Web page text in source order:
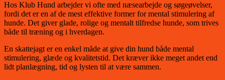
Hos Klub Hund arbejder vi ofte med næsearbejde og søgeøvelser,
fordi det er en af de mest effektive former for mental stimulering af
hunde. Det giver glade, rolige og mentalt tilfredse hunde, som trives
både til træning og i hverdagen.
En skattejagt er en enkel måde at give din hund både mental
stimulering, glæde og kvalitetstid. Det kræver ikke meget andet end
lidt planlægning, tid og lysten til at være sammen.